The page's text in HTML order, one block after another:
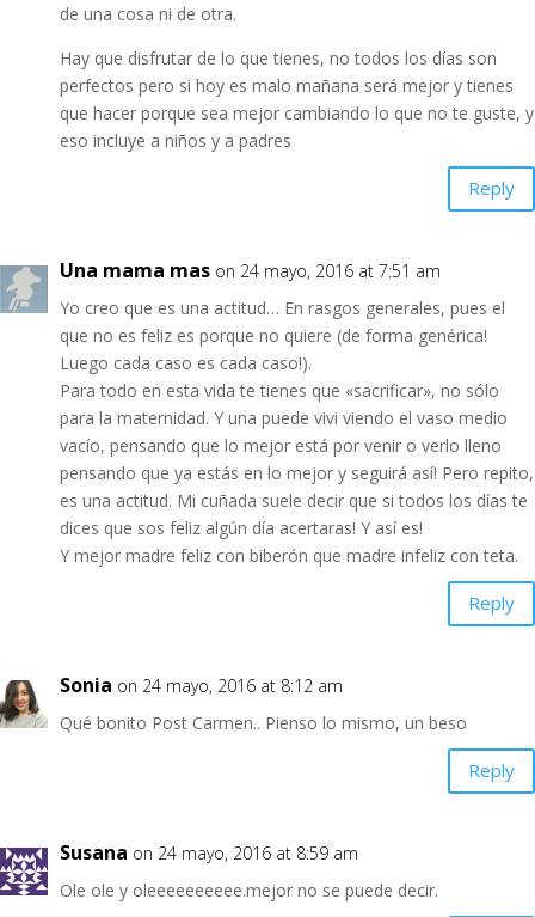
de una cosa ni de otra.
Hay que disfrutar de lo que tienes, no todos los días son
perfectos pero si hoy es malo mañana será mejor y tienes
que hacer porque sea mejor cambiando lo que no te guste, y
eso incluye a niños y a padres
Reply
Una mama mas on 24 mayo, 2016 at 7:51 am
Yo creo que es una actitud… En rasgos generales, pues el
que no es feliz es porque no quiere (de forma genérica!
Luego cada caso es cada caso!).
Para todo en esta vida te tienes que «sacrificar», no sólo
para la maternidad. Y una puede vivi viendo el vaso medio
vacío, pensando que lo mejor está por venir o verlo lleno
pensando que ya estás en lo mejor y seguirá así! Pero repito,
es una actitud. Mi cuñada suele decir que si todos los días te
dices que sos feliz algún día acertaras! Y así es!
Y mejor madre feliz con biberón que madre infeliz con teta.
Reply
Sonia on 24 mayo, 2016 at 8:12 am
Qué bonito Post Carmen.. Pienso lo mismo, un beso
Reply
Susana on 24 mayo, 2016 at 8:59 am
Ole ole y oleeeeeeeeee.mejor no se puede decir.